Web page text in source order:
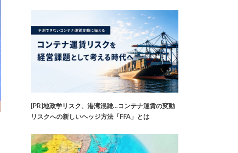
[PR]地政学リスク、港湾混雑…コンテナ運賃の変動
リスクへの新しいヘッジ方法「FFA」とは